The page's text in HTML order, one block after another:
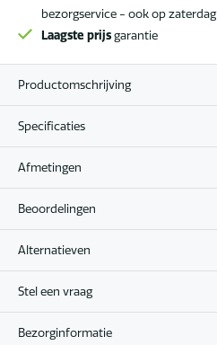
bezorgservice - ook op zaterdag
Laagste prijsgarantie
Productomschrijving
Specificaties
Afmetingen
Beoordelingen
Alternatieven
Stel een vraag
Bezorginformatie